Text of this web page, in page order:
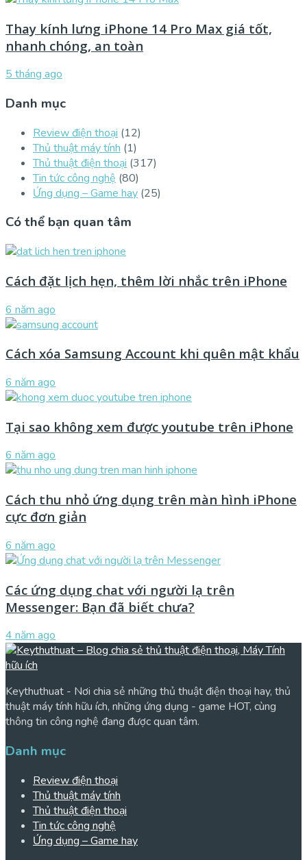
Thay kính lưng iPhone 14 Pro Max giá tốt,
nhanh chóng, an toàn
5 tháng ago
Danh mục
Review điện thoại (12)
Thủ thuật máy tính (1)
Thủ thuật điện thoại (317)
Tin tức công nghệ (80)
Ứng dụng – Game hay (25)
Có thể bạn quan tâm
Cách đặt lịch hẹn, thêm lời nhắc trên iPhone
6 năm ago
Cách xóa Samsung Account khi quên mật khẩu
6 năm ago
Tại sao không xem được youtube trên iPhone
6 năm ago
Cách thu nhỏ ứng dụng trên màn hình iPhone
cực đơn giản
6 năm ago
Các ứng dụng chat với người lạ trên
Messenger: Bạn đã biết chưa?
4 năm ago
Keythuthuat - Nơi chia sẻ những thủ thuật điện thoại hay, thủ
thuật máy tính hữu ích, những ứng dụng - game HOT, cùng
thông tin công nghệ đang được quan tâm.
Danh mục
Review điện thoại
Thủ thuật máy tính
Thủ thuật điện thoại
Tin tức công nghệ
Ứng dụng – Game hay